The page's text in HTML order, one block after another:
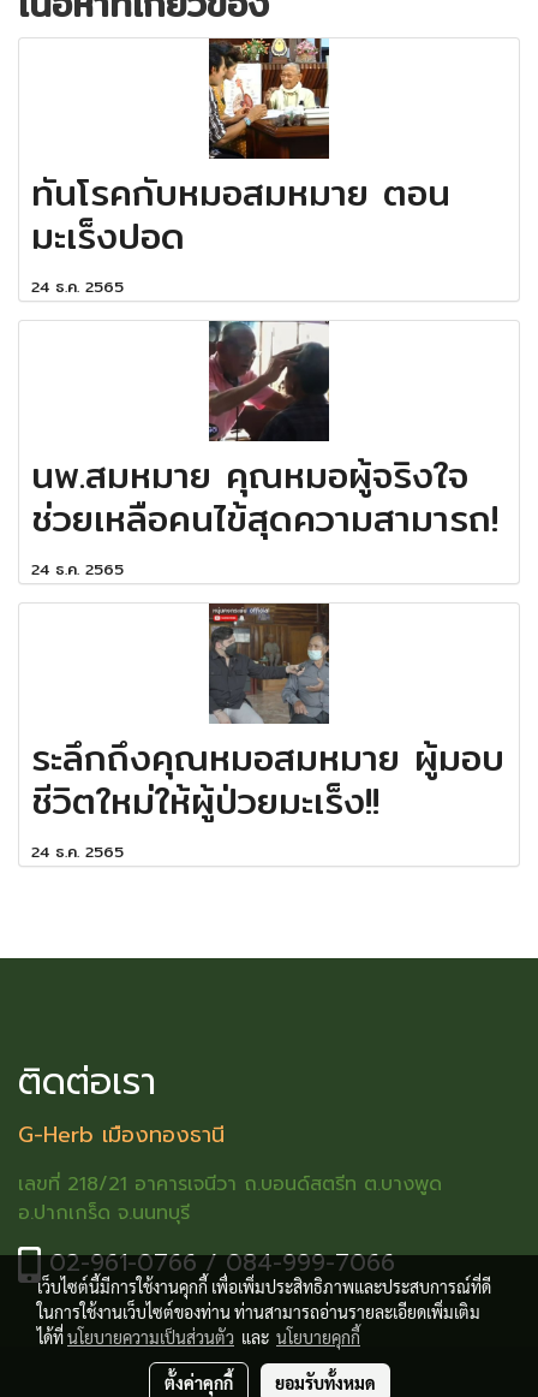
ทันโรคกับหมอสมหมาย ตอน
มะเร็งปอด
24 ธ.ค. 2565
นพ.สมหมาย คุณหมอผู้จริงใจ
ช่วยเหลือคนไข้สุดความสามารถ!
24 ธ.ค. 2565
ระลึกถึงคุณหมอสมหมาย ผู้มอบ
ชีวิตใหม่ให้ผู้ป่วยมะเร็ง!!
24 ธ.ค. 2565
ติดต่อเรา
G-Herb เมืองทองธานี
เลขที่ 218/21 อาคารเจนีวา ถ.บอนด์สตรีท ต.บางพูด
อ.ปากเกร็ด จ.นนทบุรี
02-961-0766 / 084-999-7066
เว็บไซต์นี้มีการใช้งานคุกกี้ เพื่อเพิ่มประสิทธิภาพและประสบการณ์ที่ดี
ในการใช้งานเว็บไซต์ของท่าน ท่านสามารถอ่านรายละเอียดเพิ่มเติม
ได้ที่นโยบายความเป็นส่วนตัว และ นโยบายคุกกี้
ตั้งค่าคุกกี้ ยอมรับทั้งหมด